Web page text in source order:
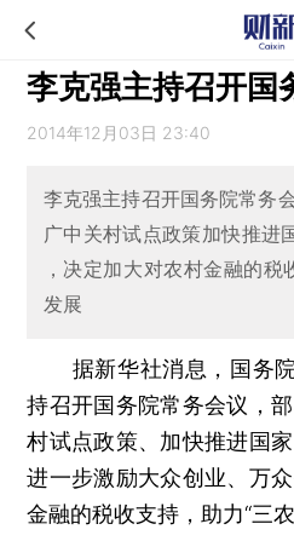
李克强主持召开国
2014年12月03日 23:40
李克强主持召开国务院常务
广中关村试点政策加快推进
，决定加大对农村金融的税
发展
据新华社消息，国务院
持召开国务院常务会议，
村试点政策、加快推进国
进一步激励大众创业、万
金融的税收支持，助力“三农